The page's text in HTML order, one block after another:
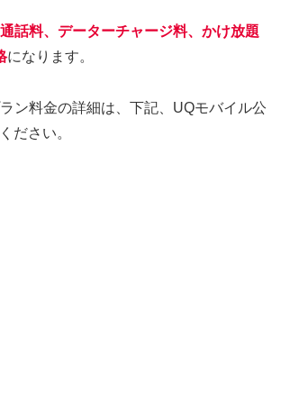
話料、データーチャージ料、かけ放題
になります。
ン料金の詳細は、下記、UQモバイル公
ださい。